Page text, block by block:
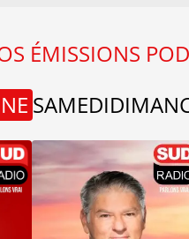
ÉMISSIONS
SAMEDI